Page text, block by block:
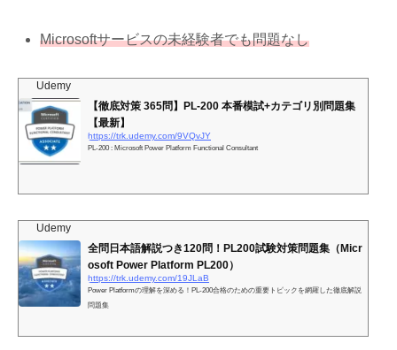
Microsoftサービスの未経験者でも問題なし
Udemy
【徹底対策 365問】PL-200 本番模試+カテゴリ別問題集
【最新】
https://trk.udemy.com/9VQvJY
PL-200 : Microsoft Power Platform Functional Consultant
Udemy
全問日本語解説つき120問！PL200試験対策問題集（Micr
osoft Power Platform PL200）
https://trk.udemy.com/19JLaB
Power Platformの理解を深める！PL-200合格のための重要トピックを網羅した徹底解説
問題集